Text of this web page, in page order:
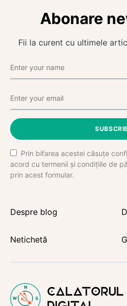
Abonare
Fii la curent cu ultimele
Prin bifarea acestei căsuțe
acord cu termenii și condițiile de
prin acest formular.
Despre blog
Netichetă